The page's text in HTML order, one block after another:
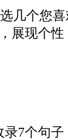
几个您
展现个
录7个句子